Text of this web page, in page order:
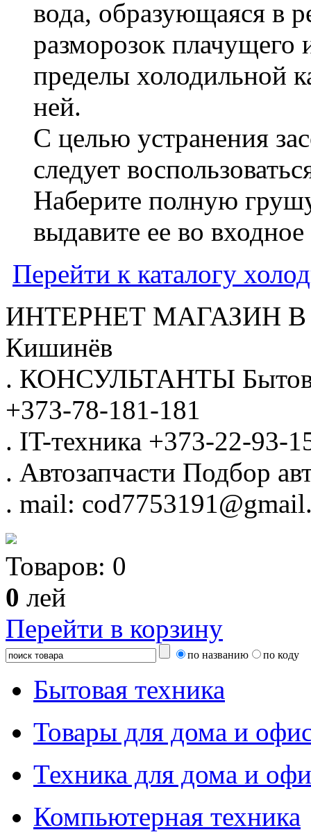
вода, образующаяся в
разморозок плачущего
пределы холодильной
ней.
С целью устранения
следует
Наберите полную
выдавите ее во
Перейти к каталогу
ИНТЕРНЕТ МАГАЗИН
Кишинёв
. КОНСУЛЬТАНТЫ
+373-78-181-181
. IT-техника +373-22-93-
. Автозапчасти Подбор
. mail:
Товаров: 0
0 лей
Перейти в корзину
по названию по коду
Бытовая техника
Товары для дома и
Техника для дома и
Компьютерная техника